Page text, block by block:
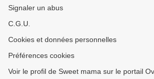
Signaler un abus
C.G.U.
Cookies et données personnelles
Préférences cookies
Voir le profil de Sweet mama sur le portail